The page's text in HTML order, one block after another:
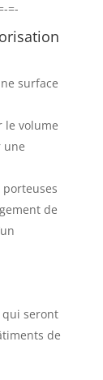
=-
surface
le volume
une
de
qui seront
de